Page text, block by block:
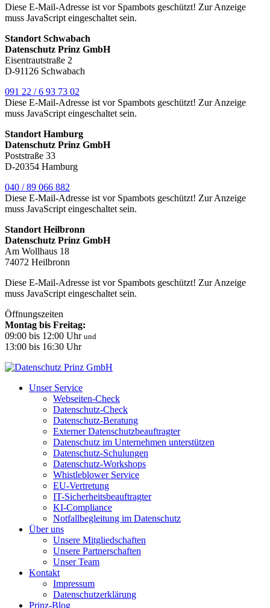
Diese E-Mail-Adresse ist vor Spambots geschützt! Zur Anzeige
muss JavaScript eingeschaltet sein.
Standort Schwabach
Datenschutz Prinz GmbH
Eisentrautstraße 2
D-91126 Schwabach
091 22 / 6 93 73 02
Diese E-Mail-Adresse ist vor Spambots geschützt! Zur Anzeige
muss JavaScript eingeschaltet sein.
Standort Hamburg
Datenschutz Prinz GmbH
Poststraße 33
D-20354 Hamburg
040 / 89 066 882
Diese E-Mail-Adresse ist vor Spambots geschützt! Zur Anzeige
muss JavaScript eingeschaltet sein.
Standort Heilbronn
Datenschutz Prinz GmbH
Am Wollhaus 18
74072 Heilbronn
Diese E-Mail-Adresse ist vor Spambots geschützt! Zur Anzeige
muss JavaScript eingeschaltet sein.
Öffnungszeiten
Montag bis Freitag:
09:00 bis 12:00 Uhr und
13:00 bis 16:30 Uhr
Unser Service
Webseiten-Check
Datenschutz-Check
Datenschutz-Beratung
Externer Datenschutzbeauftragter
Datenschutz im Unternehmen unterstützen
Datenschutz-Schulungen
Datenschutz-Workshops
Whistleblower Service
EU-Vertretung
IT-Sicherheitsbeauftragter
KI-Compliance
Notfallbegleitung im Datenschutz
Über uns
Unsere Mitgliedschaften
Unsere Partnerschaften
Unser Team
Kontakt
Impressum
Datenschutzerklärung
Prinz-Blog